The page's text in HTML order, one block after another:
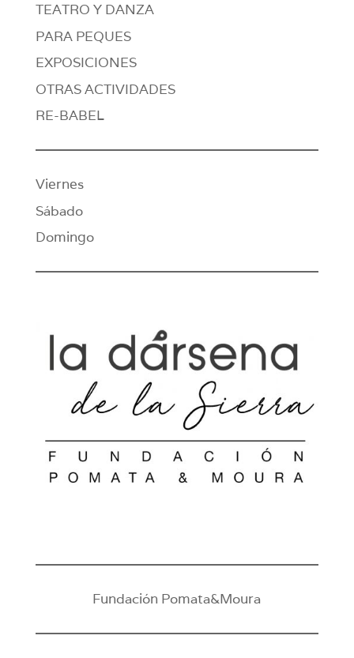
TEATRO Y DANZA
PARA PEQUES
EXPOSICIONES
OTRAS ACTIVIDADES
RE-BABEL
Viernes
Sábado
Domingo
Fundación Pomata&Moura